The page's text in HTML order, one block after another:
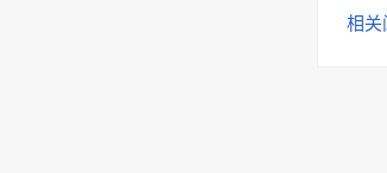
相关